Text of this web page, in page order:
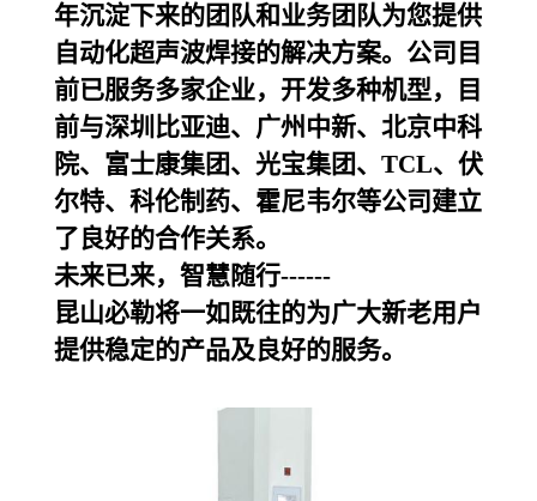
年沉淀下来的团队和业务团队为您提供
自动化超声波焊接的解决方案。公司目
前已服务多家企业，开发多种机型，目
前与深圳比亚迪、广州中新、北京中科
院、富士康集团、光宝集团、TCL、伏
尔特、科伦制药、霍尼韦尔等公司建立
了良好的合作关系。
未来已来，智慧随行------
昆山必勒将一如既往的为广大新老用户
提供稳定的产品及良好的服务。